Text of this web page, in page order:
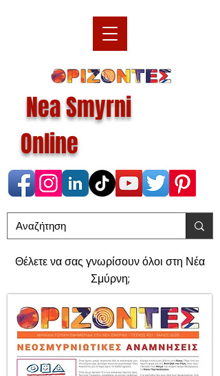
Nea Smyrni
Online
Θέλετε να σας γνωρίσουν όλοι στη Νέα
Σμύρνη;